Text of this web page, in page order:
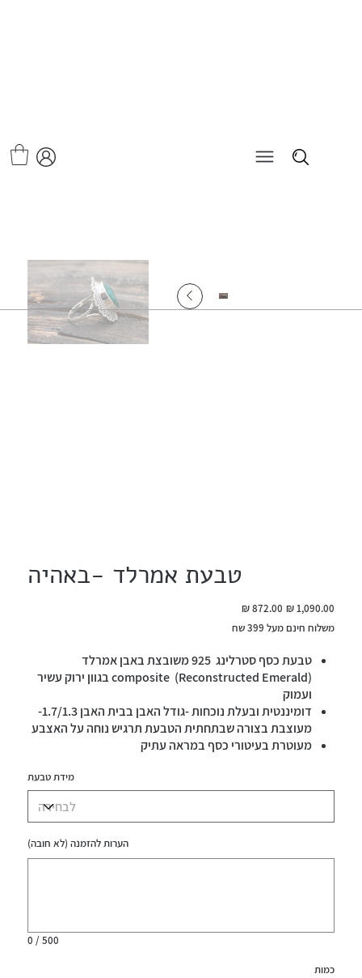
טבעת אמרלד -באהיה
מחיר
מקורי
מחיר
מבצע
משלוח חינם מעל 399 שח
טבעת כסף סטרלינג 925 משובצת באבן אמרלד
(composite (Reconstructed Emerald בגוון ירוק עשיר
ועמוק
דומיננטית ובעלת נוכחות -גודל האבן בבית האבן 1.7/1.3-
מעוצבת בצורה שבתחתית הטבעת תרגיש נוחה על האצבע
מעוטרת בעיטורי כסף במראה עתיק
מידת טבעת
הערות להזמנה (לא חובה)
0 / 500
כמות